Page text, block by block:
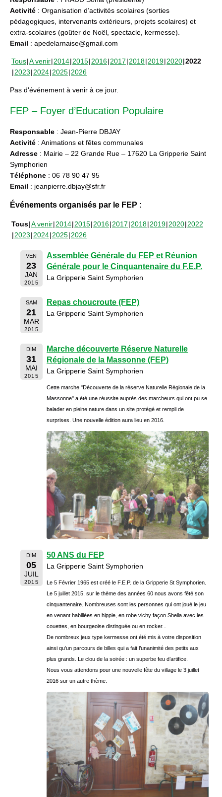
Activité : Organisation d’activités scolaires (sorties
pédagogiques, intervenants extérieurs, projets scolaires) et
extra-scolaires (goûter de Noël, spectacle, kermesse).
Email : apedelarnaise@gmail.com
Tous A venir 2014 2015 2016 2017 2018 2019 2020 2022
2023 2024 2025 2026
Pas d'événement à venir à ce jour.
FEP – Foyer d’Education Populaire
Responsable : Jean-Pierre DBJAY
Activité : Animations et fêtes communales
Adresse : Mairie – 22 Grande Rue – 17620 La Gripperie Saint
Symphorien
Téléphone : 06 78 90 47 95
Email : jeanpierre.dbjay@sfr.fr
Événements organisés par le FEP :
Tous A venir 2014 2015 2016 2017 2018 2019 2020 2022
2023 2024 2025 2026
VEN
23
JAN
2015
Assemblée Générale du FEP et Réunion
Générale pour le Cinquantenaire du F.E.P.
La Gripperie Saint Symphorien
SAM
21
MAR
2015
Repas choucroute (FEP)
La Gripperie Saint Symphorien
DIM
31
MAI
2015
Marche découverte Réserve Naturelle
Régionale de la Massonne (FEP)
La Gripperie Saint Symphorien
Cette marche "Découverte de la réserve Naturelle Régionale de la
Massonne" a été une réussite auprès des marcheurs qui ont pu se
balader en pleine nature dans un site protégé et rempli de
surprises. Une nouvelle édition aura lieu en 2016.
DIM
05
JUIL
2015
50 ANS du FEP
La Gripperie Saint Symphorien
Le 5 Février 1965 est créé le F.E.P. de la Gripperie St Symphorien.
Le 5 juillet 2015, sur le thème des années 60 nous avons fêté son
cinquantenaire. Nombreuses sont les personnes qui ont joué le jeu
en venant habillées en hippie, en robe vichy façon Sheila avec les
couettes, en bourgeoise distinguée ou en rocker...
De nombreux jeux type kermesse ont été mis à votre disposition
ainsi qu'un parcours de billes qui a fait l’unanimité des petits aux
plus grands. Le clou de la soirée : un superbe feu d’artifice.
Nous vous attendons pour une nouvelle fête du village le 3 juillet
2016 sur un autre thème.